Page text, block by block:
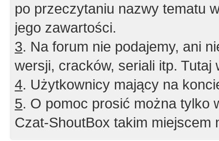
po przeczytaniu nazwy tematu
jego zawartości.
3. Na forum nie podajemy, ani
wersji, cracków, seriali itp. Tutaj
4. Użytkownicy mający na
5. O pomoc prosić można tylko
Czat-ShoutBox takim miejscem